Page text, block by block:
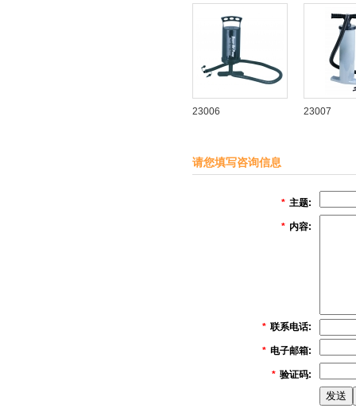
23006 23007
请您填写咨询信息
* 主题:
* 内容:
* 联系电话:
* 电子邮箱:
* 验证码: